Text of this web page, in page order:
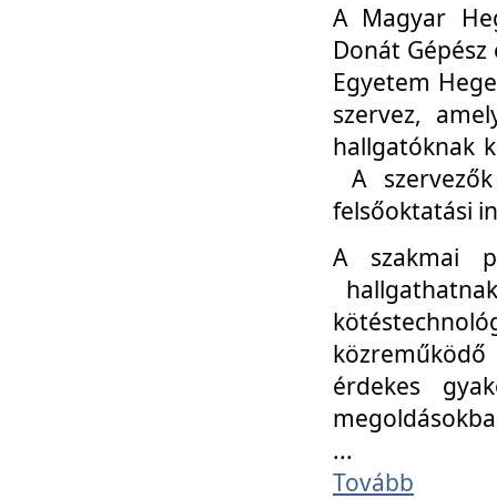
A Magyar
Donát
Egyetem
szervez,
hallgatóknak
A
felsőoktatási
A szakmai
érdekes
...
Tovább